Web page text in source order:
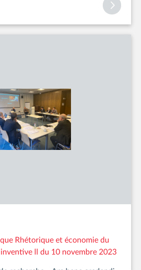
Rhétorique et économie du
ll du 10 novembre 2023